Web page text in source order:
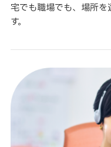
宅でも職場でも、場所を
す。